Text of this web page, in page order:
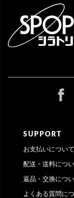
SUPPORT
お支払いについて
配送・送料につ
返品・交換につ
よくある質問に